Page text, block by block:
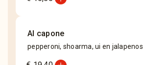
Al capone
pepperoni, shoarma, ui en jalapenos